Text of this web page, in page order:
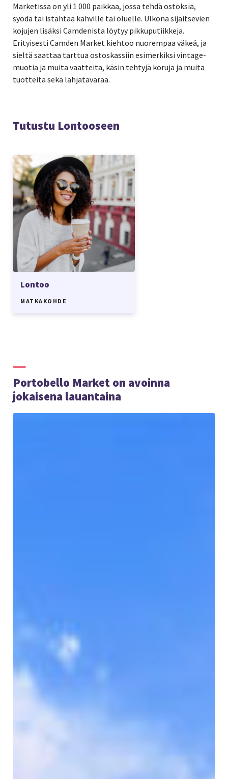
Marketissa on yli 1 000 paikkaa, jossa tehdä ostoksia,
syödä tai istahtaa kahville tai oluelle. Ulkona sijaitsevien
kojujen lisäksi Camdenista löytyy pikkuputiikkeja.
Erityisesti Camden Market kiehtoo nuorempaa väkeä, ja
sieltä saattaa tarttua ostoskassiin esimerkiksi vintage-
muotia ja muita vaatteita, käsin tehtyjä koruja ja muita
tuotteita sekä lahjatavaraa.
Tutustu Lontooseen
Lontoo
MATKAKOHDE
Portobello Market on avoinna
jokaisena lauantaina